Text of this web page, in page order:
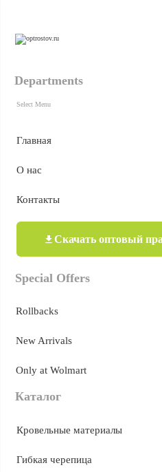
Departments
Select Menu
Главная
О нас
Контакты
Скачать оптовый
Special Offers
Rollbacks
New Arrivals
Only at Wolmart
Каталог
Кровельные материалы
Гибкая черепица